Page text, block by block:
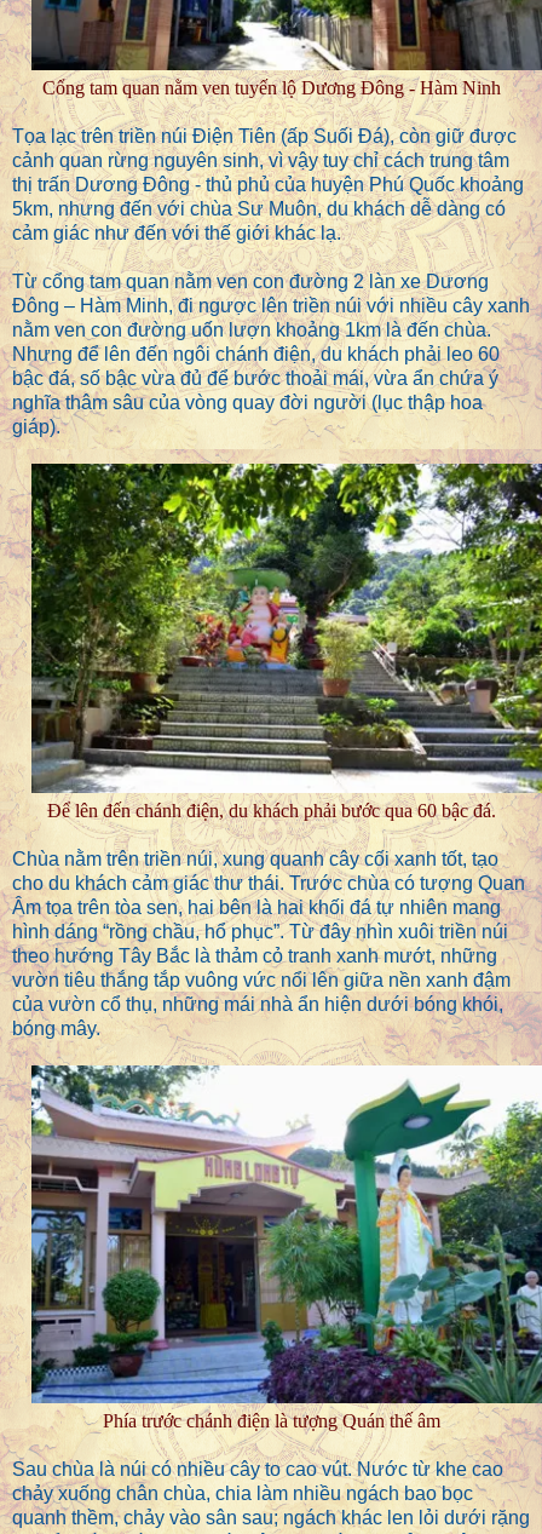
Cổng tam quan nằm ven tuyến lộ Dương Đông - Hàm Ninh
Tọa lạc trên triền núi Điện Tiên (ấp Suối Đá), còn giữ được
cảnh quan rừng nguyên sinh, vì vậy tuy chỉ cách trung tâm
thị trấn Dương Đông - thủ phủ của huyện Phú Quốc khoảng
5km, nhưng đến với chùa Sư Muôn, du khách dễ dàng có
cảm giác như đến với thế giới khác lạ.
Từ cổng tam quan nằm ven con đường 2 làn xe Dương
Đông – Hàm Minh, đi ngược lên triền núi với nhiều cây xanh
nằm ven con đường uốn lượn khoảng 1km là đến chùa.
Nhưng để lên đến ngôi chánh điện, du khách phải leo 60
bậc đá, số bậc vừa đủ để bước thoải mái, vừa ẩn chứa ý
nghĩa thâm sâu của vòng quay đời người (lục thập hoa
giáp).
Để lên đến chánh điện, du khách phải bước qua 60 bậc đá.
Chùa nằm trên triền núi, xung quanh cây cối xanh tốt, tạo
cho du khách cảm giác thư thái. Trước chùa có tượng Quan
Âm tọa trên tòa sen, hai bên là hai khối đá tự nhiên mang
hình dáng “rồng chầu, hổ phục”. Từ đây nhìn xuôi triền núi
theo hướng Tây Bắc là thảm cỏ tranh xanh mướt, những
vườn tiêu thắng tắp vuông vức nổi lên giữa nền xanh đậm
của vườn cổ thụ, những mái nhà ẩn hiện dưới bóng khói,
bóng mây.
Phía trước chánh điện là tượng Quán thế âm
Sau chùa là núi có nhiều cây to cao vút. Nước từ khe cao
chảy xuống chân chùa, chia làm nhiều ngách bao bọc
quanh thềm, chảy vào sân sau; ngách khác len lỏi dưới rặng